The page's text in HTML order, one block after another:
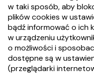
w taki sposób, aby
plików cookies w
bądź informować o ich
w urządzeniu
o możliwości i
dostępne są w
(przeglądarki